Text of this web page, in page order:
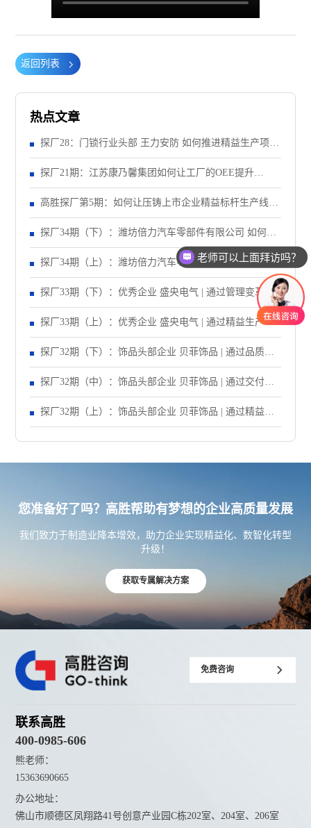
返回列表
热点文章
探厂28：门锁行业头部 王力安防 如何推进精益生产项
目？（上）
探厂21期：江苏康乃馨集团如何让工厂的OEE提升
28%？
高胜探厂第5期：如何让压铸上市企业精益标杆生产线效
率提升40%？
探厂34期（下）：潍坊倍力汽车零部件有限公司 如何让
生产效率提升43%？
探厂34期（上）：潍坊倍力汽车零部件有限公司 如何让
订单准交率提升43%？
探厂33期（下）：优秀企业 盛央电气 | 通过管理变革，
让订单准交率提升到95%以上！
探厂33期（上）：优秀企业 盛央电气 | 通过精益生产，
让产线产能提升83%！
探厂32期（下）：饰品头部企业 贝菲饰品 | 通过品质改
善，让失败成本异常递减70%！
探厂32期（中）：饰品头部企业 贝菲饰品 | 通过交付改
善，让订单准交率提升至90%以上！
探厂32期（上）：饰品头部企业 贝菲饰品 | 通过精益生
产项目，让车间生产效率提升至95% ！
您准备好了吗？高胜帮助有梦想的企业高质量发展
我们致力于制造业降本增效，助力企业实现精益化、数智化转型
升级！
获取专属解决方案
免费咨询
联系高胜
400-0985-606
熊老师：
15363690665
办公地址：
佛山市顺德区凤翔路41号创意产业园C栋202室、204室、206室
老师可以上面拜访吗？